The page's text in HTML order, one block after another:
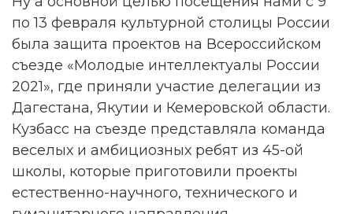
по 13 февраля культурной столицы России
была защита проектов на Всероссийском
съезде «Молодые интеллектуалы России
2021», где приняли участие делегации из
Дагестана, Якутии и Кемеровской области.
Кузбасс на съезде представляла команда
веселых и амбициозных ребят из 45-ой
школы, которые приготовили проекты
естественно-научного, технического и